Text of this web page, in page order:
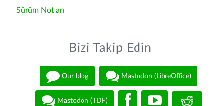
Sürüm Notları
Bizi Takip Edin
Our blog Mastodon (LibreOffice)
Mastodon (TDF)